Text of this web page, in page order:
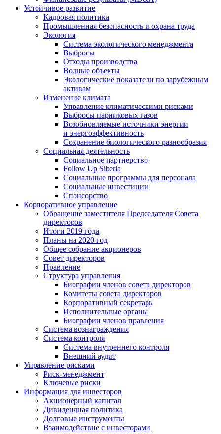
Устойчивое развитие
Кадровая политика
Промышленная безопасность и охрана труда
Экология
Система экологического менеджмента
Выбросы
Отходы производства
Водные объекты
Экологические показатели по зарубежным
активам
Изменение климата
Управление климатическими рисками
Выбросы парниковых газов
Возобновляемые источники энергии
и энергоэффективность
Сохранение биологического разнообразия
Социальная деятельность
Социальное партнерство
Follow Up Siberia
Социальные программы для персонала
Социальные инвестиции
Спонсорство
Корпоративное управление
Обращение заместителя Председателя Совета
директоров
Итоги 2019 года
Планы на 2020 год
Общее собрание акционеров
Совет директоров
Правление
Структура управления
Биографии членов совета директоров
Комитеты совета директоров
Корпоративный секретарь
Исполнительные органы
Биографии членов правления
Система вознаграждения
Система контроля
Система внутреннего контроля
Внешний аудит
Управление рисками
Риск-менеджмент
Ключевые риски
Информация для инвесторов
Акционерный капитал
Дивидендная политика
Долговые инструменты
Взаимодействие с инвеcторами